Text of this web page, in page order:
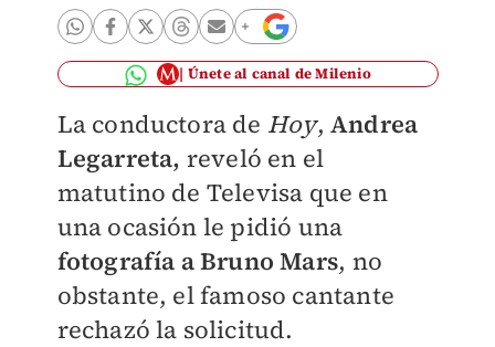
Únete al canal de Milenio
La conductora de Hoy, Andrea
Legarreta, reveló en el
matutino de Televisa que en
una ocasión le pidió una
fotografía a Bruno Mars, no
obstante, el famoso cantante
rechazó la solicitud.